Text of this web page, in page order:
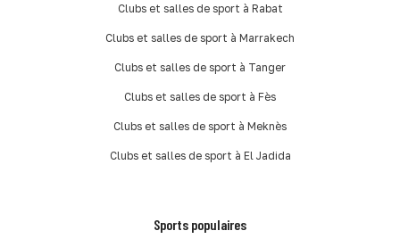
Clubs et salles de sport à Rabat
Clubs et salles de sport à Marrakech
Clubs et salles de sport à Tanger
Clubs et salles de sport à Fès
Clubs et salles de sport à Meknès
Clubs et salles de sport à El Jadida
Sports populaires